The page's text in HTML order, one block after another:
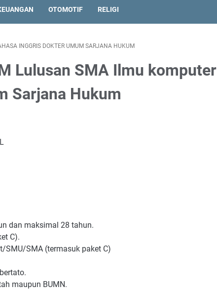
OTOMOTIF RELIGI
INGGRIS DOKTER UMUM SARJANA HUKUM
Lulusan SMA Ilmu komputer
Sarjana Hukum
dan maksimal 28 tahun.
C).
SMU/SMA (termasuk paket C)
maupun BUMN.